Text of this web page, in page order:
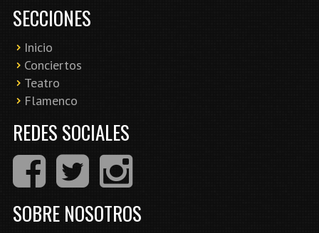
SECCIONES
Inicio
Conciertos
Teatro
Flamenco
REDES SOCIALES
SOBRE NOSOTROS